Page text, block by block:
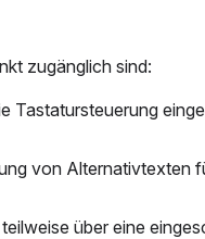
zugänglich sind:
Tastatursteuerung
von Alternativtexten
über eine